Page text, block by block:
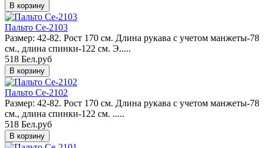
Пальто Ce-2103
Размер: 42-82. Рост 170 см. Длина рукава с учетом манжеты-78
см., длина спинки-122 см. Э.....
518 Бел.руб
Пальто Ce-2102
Размер: 42-82. Рост 170 см. Длина рукава с учетом манжеты-78
см., длина спинки-122 см. .....
518 Бел.руб